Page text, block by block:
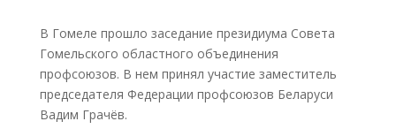
В Гомеле прошло заседание президиума Совета
Гомельского областного объединения
профсоюзов. В нем принял участие заместитель
председателя Федерации профсоюзов Беларуси
Вадим Грачёв.